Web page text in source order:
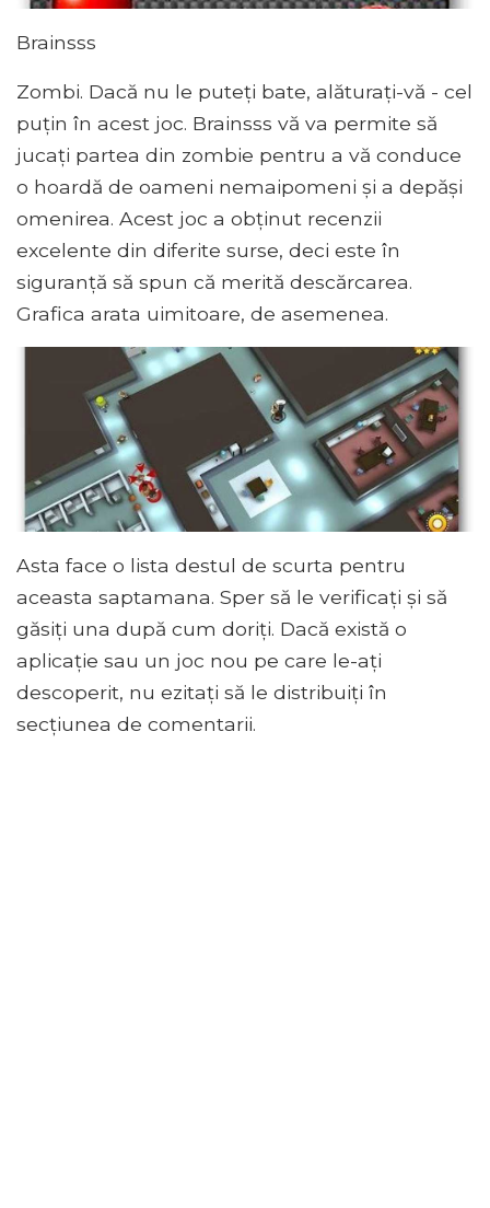
Brainsss
Zombi. Dacă nu le puteți bate, alăturați-vă - cel
puțin în acest joc. Brainsss vă va permite să
jucați partea din zombie pentru a vă conduce
o hoardă de oameni nemaipomeni și a depăși
omenirea. Acest joc a obținut recenzii
excelente din diferite surse, deci este în
siguranță să spun că merită descărcarea.
Grafica arata uimitoare, de asemenea.
Asta face o lista destul de scurta pentru
aceasta saptamana. Sper să le verificați și să
găsiți una după cum doriți. Dacă există o
aplicație sau un joc nou pe care le-ați
descoperit, nu ezitați să le distribuiți în
secțiunea de comentarii.